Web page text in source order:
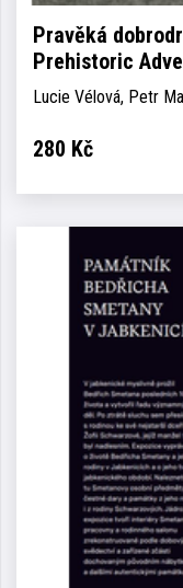
Pravěká
Prehistoric
Lucie Vélová, Petr
280 Kč